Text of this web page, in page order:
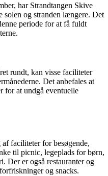
har Strandtangen Skive
solen og stranden længere. Det
periode for at få fuldt
rundt, kan visse faciliteter
Det anbefales at
for at undgå eventuelle
faciliteter for besøgende,
til picnic, legeplads for børn,
Der er også restauranter og
og snacks.